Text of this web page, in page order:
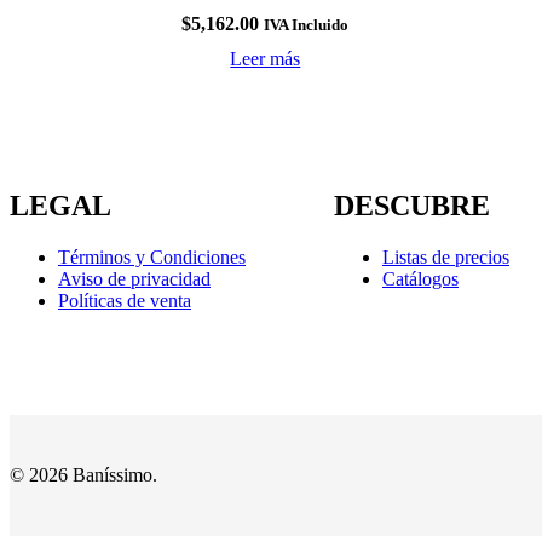
$5,162.00 IVA Incluido
Leer más
LEGAL
Términos y Condiciones
Aviso de privacidad
Políticas de venta
DESCUBRE
Listas de precios
Catálogos
© 2026 Baníssimo.